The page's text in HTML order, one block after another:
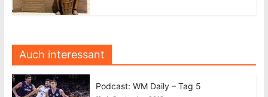
Auch interessant
Podcast: WM Daily – Tag 5